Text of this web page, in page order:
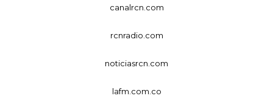
canalrcn.com
rcnradio.com
noticiasrcn.com
lafm.com.co